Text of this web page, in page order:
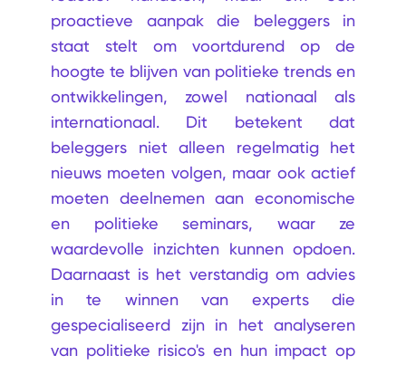
proactieve aanpak die beleggers in
staat stelt om voortdurend op de
hoogte te blijven van politieke trends en
ontwikkelingen, zowel nationaal als
internationaal. Dit betekent dat
beleggers niet alleen regelmatig het
nieuws moeten volgen, maar ook actief
moeten deelnemen aan economische
en politieke seminars, waar ze
waardevolle inzichten kunnen opdoen.
Daarnaast is het verstandig om advies
in te winnen van experts die
gespecialiseerd zijn in het analyseren
van politieke risico's en hun impact op